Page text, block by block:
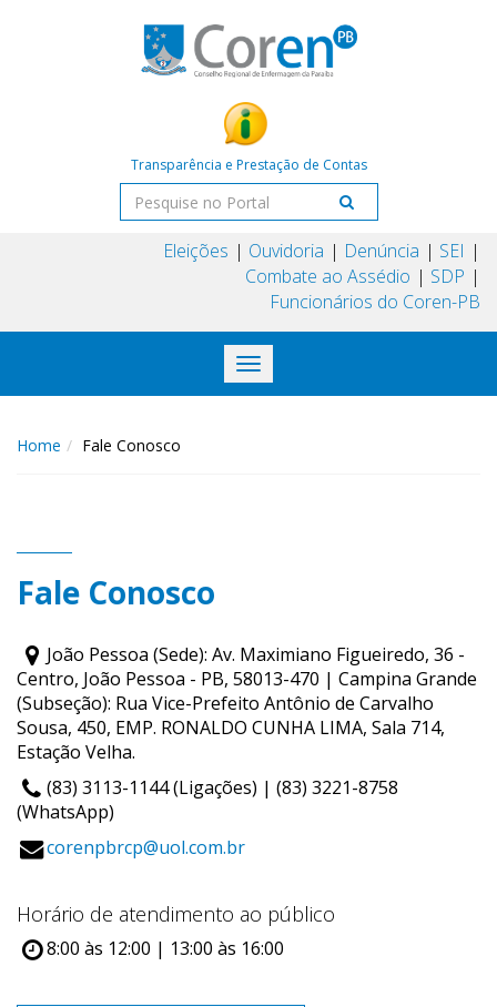
Transparência e Prestação de Contas
Eleições Ouvidoria Denúncia
SEI
Combate ao Assédio
SDP
Funcionários do Coren-PB
Toggle
navigation
Home Fale Conosco
Fale Conosco
João Pessoa (Sede): Av. Maximiano Figueiredo, 36 -
Centro, João Pessoa - PB, 58013-470 | Campina Grande
(Subseção): Rua Vice-Prefeito Antônio de Carvalho
Sousa, 450, EMP. RONALDO CUNHA LIMA, Sala 714,
Estação Velha.
(83) 3113-1144 (Ligações) | (83) 3221-8758
(WhatsApp)
corenpbrcp@uol.com.br
Horário de atendimento ao público
8:00 às 12:00 | 13:00 às 16:00